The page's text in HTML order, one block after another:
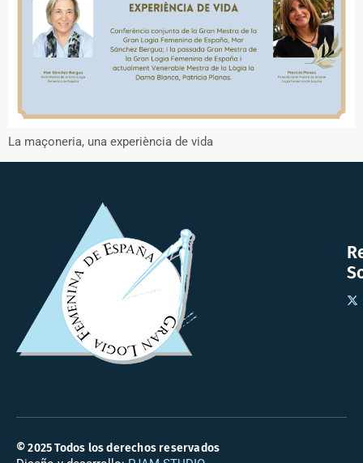
La maçoneria, una experiència de vida
© 2025 Todos los derechos reservados